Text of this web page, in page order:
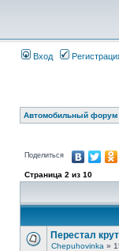
Вход
Автомобильный форум
Поделиться
Страница 2 из 10
Перестал
Chepuhovinka »